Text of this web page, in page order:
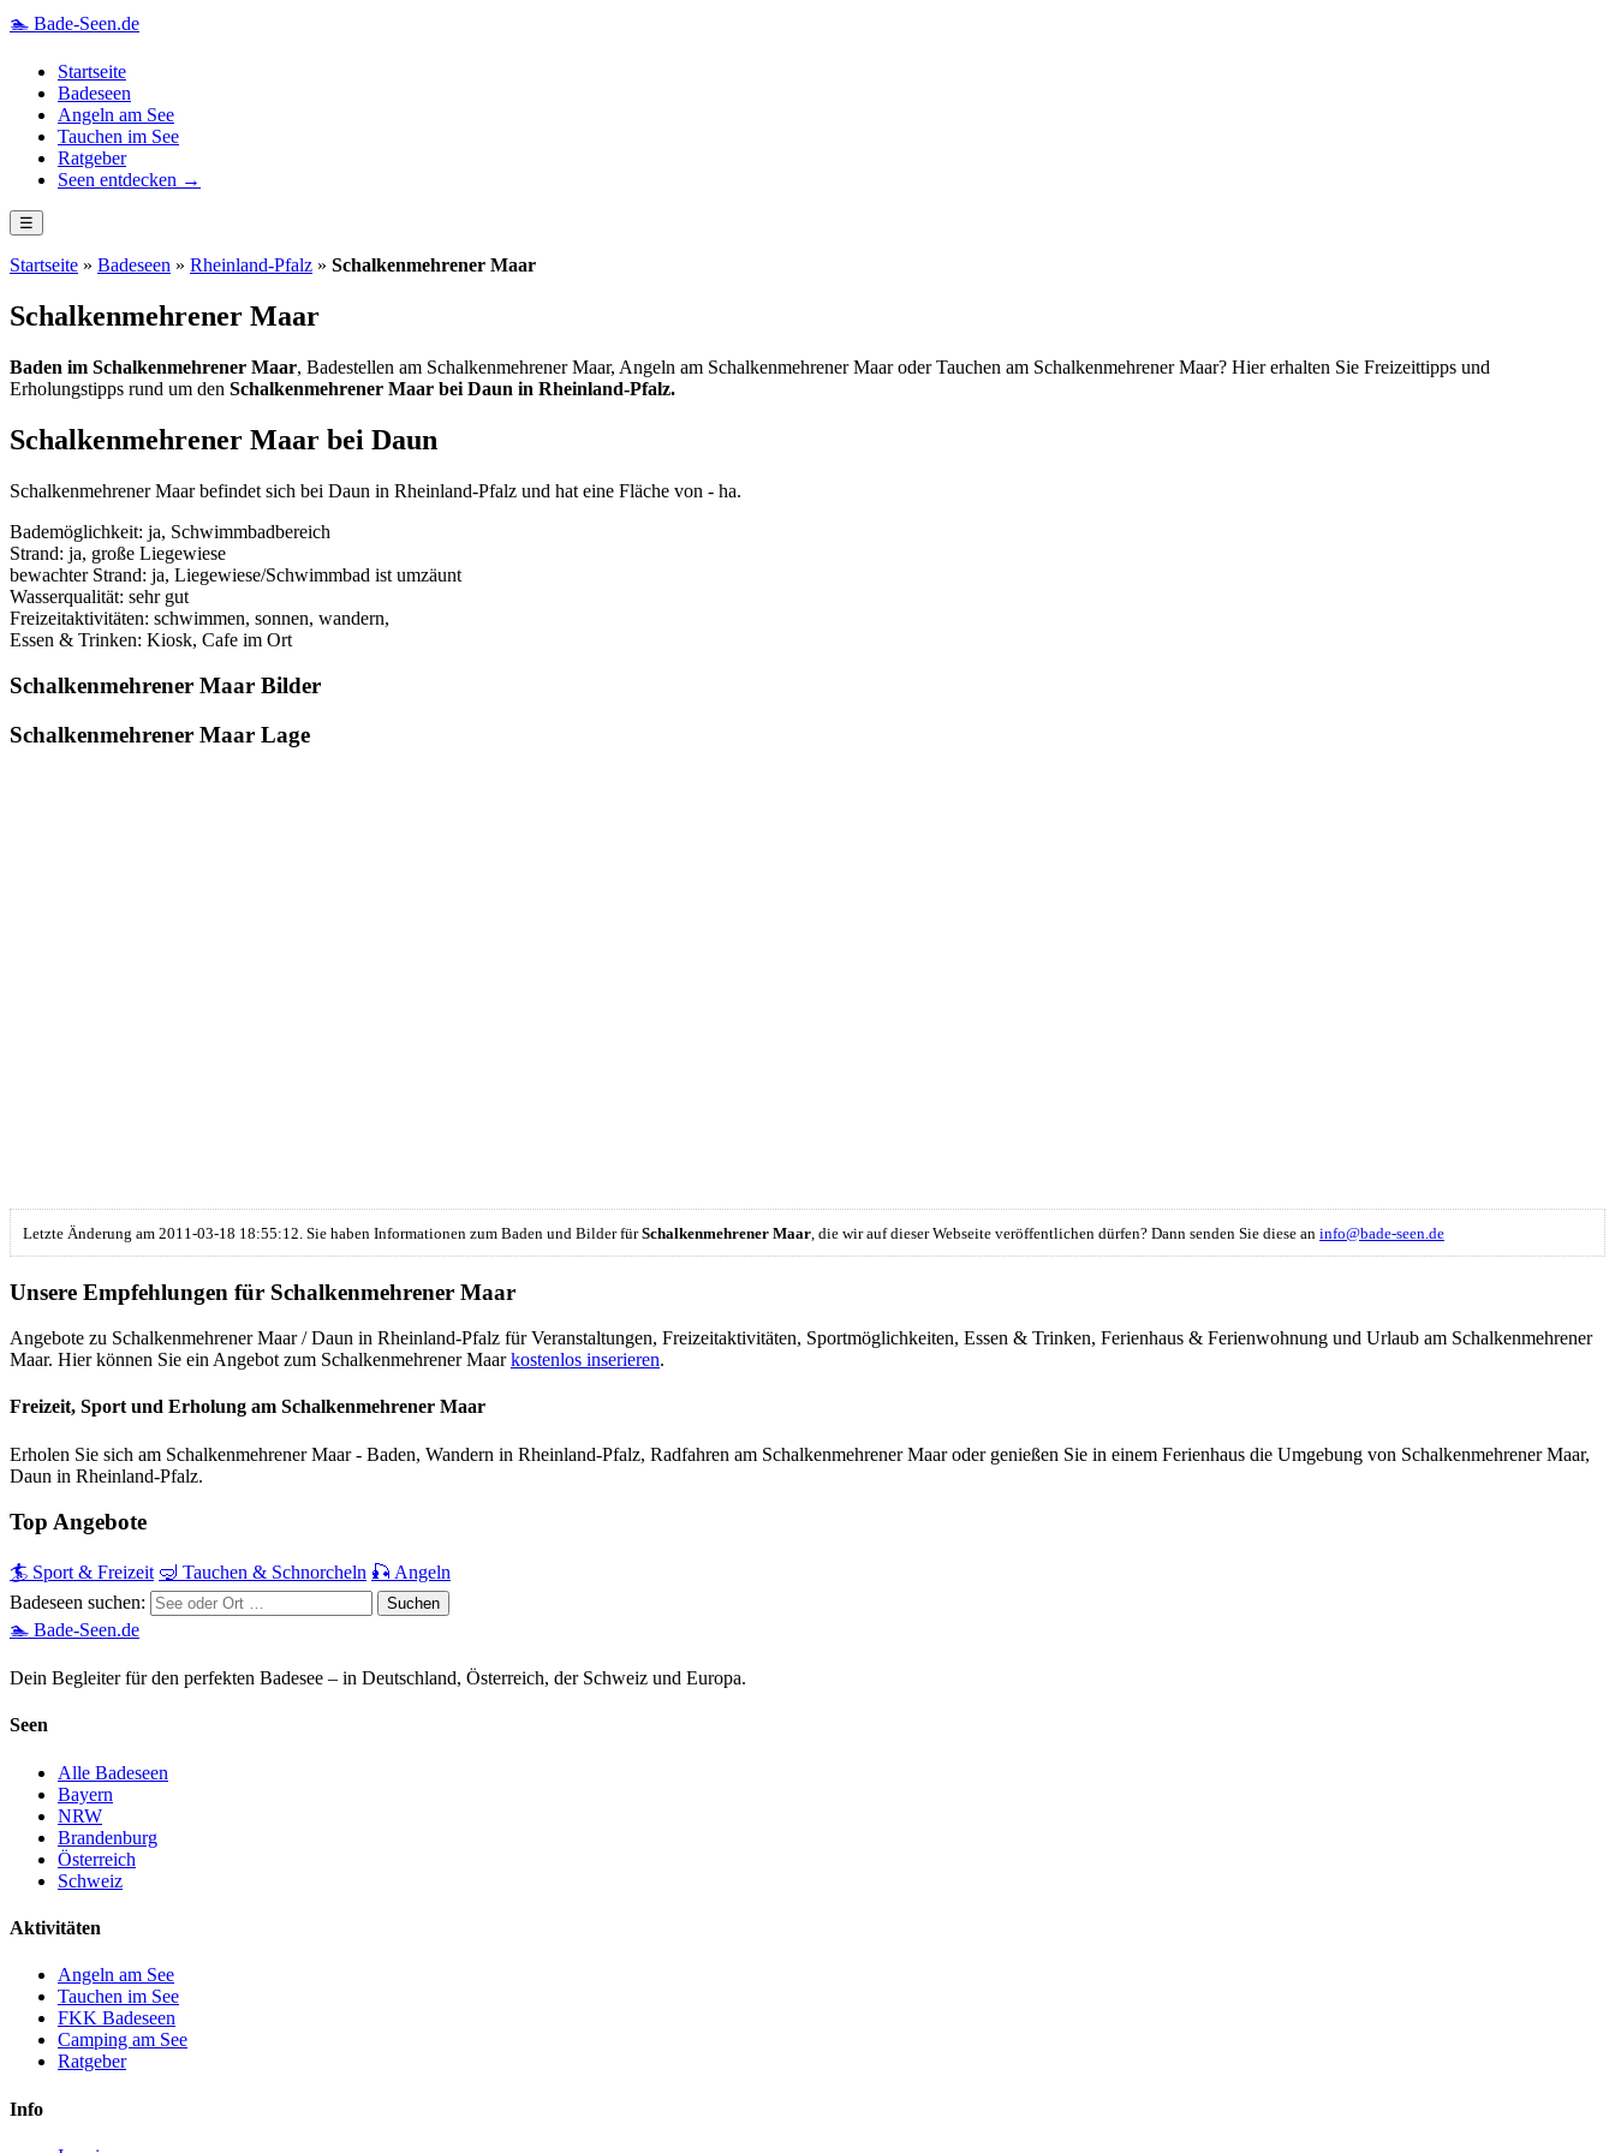
🏊 Bade-Seen.de
Startseite
Badeseen
Angeln am See
Tauchen im See
Ratgeber
Seen entdecken →
☰
Startseite » Badeseen » Rheinland-Pfalz » Schalkenmehrener Maar
Schalkenmehrener Maar
Baden im Schalkenmehrener Maar, Badestellen am Schalkenmehrener Maar, Angeln am Schalkenmehrener Maar oder Tauchen am Schalkenmehrener Maar? Hier erhalten Sie Freizeittipps und
Erholungstipps rund um den Schalkenmehrener Maar bei Daun in Rheinland-Pfalz.
Schalkenmehrener Maar bei Daun
Schalkenmehrener Maar befindet sich bei Daun in Rheinland-Pfalz und hat eine Fläche von - ha.
Bademöglichkeit: ja, Schwimmbadbereich
Strand: ja, große Liegewiese
bewachter Strand: ja, Liegewiese/Schwimmbad ist umzäunt
Wasserqualität: sehr gut
Freizeitaktivitäten: schwimmen, sonnen, wandern,
Essen & Trinken: Kiosk, Cafe im Ort
Schalkenmehrener Maar Bilder
Schalkenmehrener Maar Lage
Letzte Änderung am 2011-03-18 18:55:12. Sie haben Informationen zum Baden und Bilder fürSchalkenmehrener Maar , die wir auf dieser Webseite veröffentlichen dürfen? Dann senden Sie diese an info@bade-seen.de
Unsere Empfehlungen für Schalkenmehrener Maar
Angebote zu Schalkenmehrener Maar / Daun in Rheinland-Pfalz für Veranstaltungen, Freizeitaktivitäten, Sportmöglichkeiten, Essen & Trinken, Ferienhaus & Ferienwohnung und Urlaub am Schalkenmehrener
Maar. Hier können Sie ein Angebot zum Schalkenmehrener Maarkostenlos inserieren.
Freizeit, Sport und Erholung am Schalkenmehrener Maar
Erholen Sie sich am Schalkenmehrener Maar - Baden, Wandern in Rheinland-Pfalz, Radfahren am Schalkenmehrener Maar oder genießen Sie in einem Ferienhaus die Umgebung von Schalkenmehrener Maar,
Daun in Rheinland-Pfalz.
Top Angebote
🏄 Sport & Freizeit 🤿 Tauchen & Schnorcheln 🎣 Angeln
Badeseen suchen:
🏊 Bade-Seen.de
Dein Begleiter für den perfekten Badesee – in Deutschland, Österreich, der Schweiz und Europa.
Seen
Alle Badeseen
Bayern
NRW
Brandenburg
Österreich
Schweiz
Aktivitäten
Angeln am See
Tauchen im See
FKK Badeseen
Camping am See
Ratgeber
Info